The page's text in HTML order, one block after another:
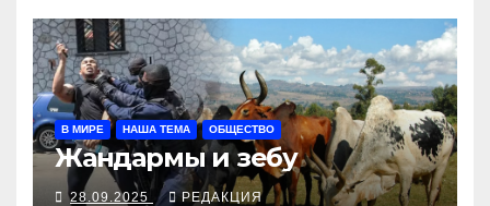
В МИРЕ НАША ТЕМА ОБЩЕСТВО
Жандармы и зебу
28.09.2025 РЕДАКЦИЯ